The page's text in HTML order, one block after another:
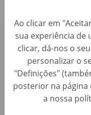
Ao clicar em
sua experiência de
clicar, dá-nos o
personalizar o
"Definições"
posterior na página
a nossa
Confere
parecidas
Junior
Vendas • Países Baixos,